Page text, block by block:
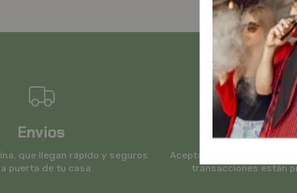
Envios
que llegan rápido y seguros
puerta de tu casa.
Medios de
Aceptamos todos los
transacciones están